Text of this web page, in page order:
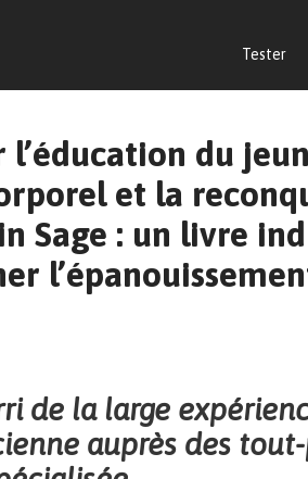
Tester
l’éducation du
et la
Sage : un livre
de la large
auprès des